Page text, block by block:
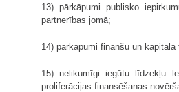
13) pārkāpumi publisko
partnerības jomā;
14) pārkāpumi finanšu un kapitāla
15) nelikumīgi iegūtu līdzekļu
proliferācijas finansēšanas